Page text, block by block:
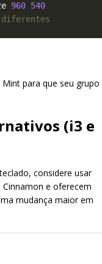
960 540
diferentes
Mint para que seu grupo
(i3 e
considere usar
e oferecem
mudança maior em